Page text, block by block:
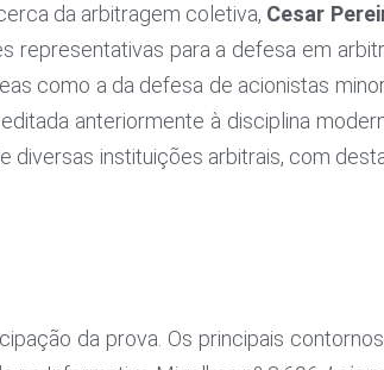
da arbitragem coletiva, Cesar
representativas para a defesa em
como a da defesa de acionistas
anteriormente à disciplina
instituições arbitrais, com
da prova. Os principais